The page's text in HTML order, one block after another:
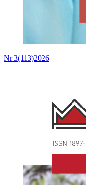
Nr 3(113)2026